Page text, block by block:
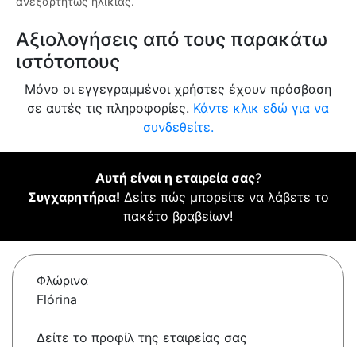
Αξιολογήσεις από τους παρακάτω
ιστότοπους
Μόνο οι εγγεγραμμένοι χρήστες έχουν πρόσβαση
σε αυτές τις πληροφορίες. Κάντε κλικ εδώ για να
συνδεθείτε.
Αυτή είναι η εταιρεία σας?
Συγχαρητήρια! Δείτε πώς μπορείτε να λάβετε το
πακέτο βραβείων!
Φλώρινα
Flórina
Δείτε το προφίλ της εταιρείας σας